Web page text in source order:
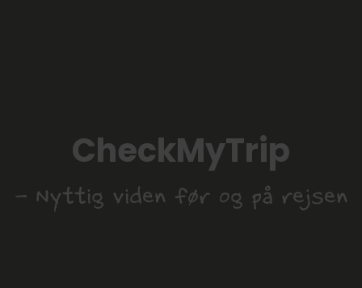
CheckMyTrip
- Nyttig viden før og på rejsen